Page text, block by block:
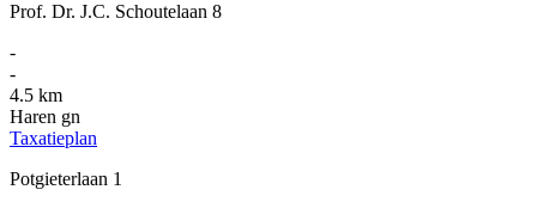
Prof. Dr. J.C. Schoutelaan 8
-
-
4.5 km
Haren gn
Taxatieplan
Potgieterlaan 1